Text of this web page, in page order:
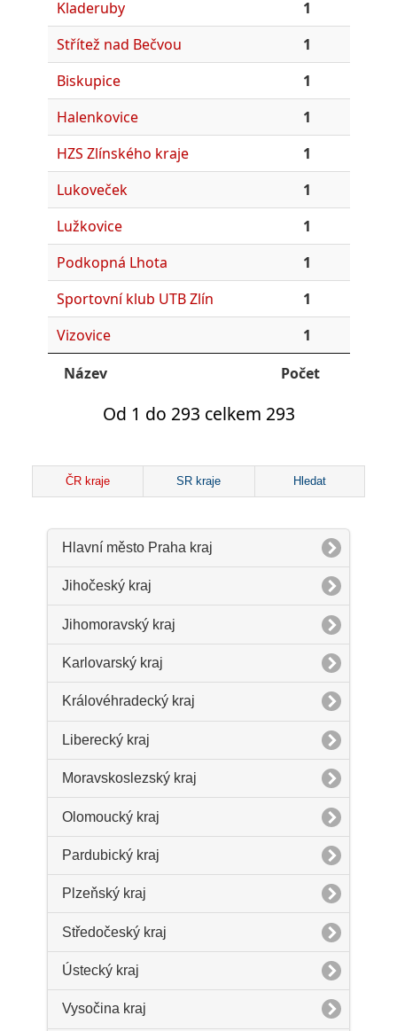
Kladeruby
1
Střítež nad Bečvou
1
Biskupice
1
Halenkovice
1
HZS Zlínského kraje
1
Lukoveček
1
Lužkovice
1
Podkopná Lhota
1
Sportovní klub UTB Zlín
1
Vizovice
1
Název
Počet
Od 1 do 293 celkem 293
ČR kraje SR kraje Hledat
Hlavní město Praha kraj
Jihočeský kraj
Jihomoravský kraj
Karlovarský kraj
Královéhradecký kraj
Liberecký kraj
Moravskoslezský kraj
Olomoucký kraj
Pardubický kraj
Plzeňský kraj
Středočeský kraj
Ústecký kraj
Vysočina kraj